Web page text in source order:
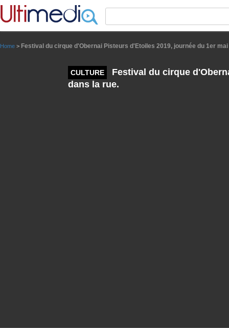
Home > Festival du cirque d'Obernai Pisteurs d'Etoiles 2019, journée du 1er
CULTURE
Festival du cirque
dans la rue.
Panneau de gestion des cookies